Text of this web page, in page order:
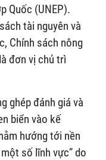
Quốc (UNEP).
tài nguyên và
Chính sách nông
đơn vị chủ trì
ghép đánh giá và
biển vào kế
hướng tới nền
số lĩnh vực” do